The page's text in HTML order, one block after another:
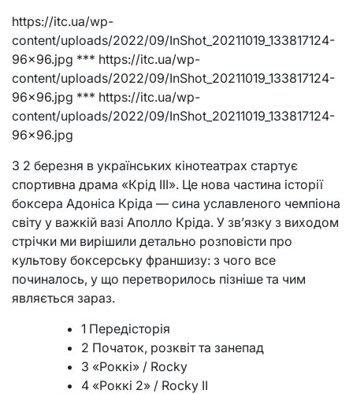
https://itc.ua/wp-
content/uploads/2022/09/InShot_20211019_133817124-
96×96.jpg *** https://itc.ua/wp-
content/uploads/2022/09/InShot_20211019_133817124-
96×96.jpg *** https://itc.ua/wp-
content/uploads/2022/09/InShot_20211019_133817124-
96×96.jpg
З 2 березня в українських кінотеатрах стартує
спортивна драма «Крід ІІІ». Це нова частина історії
боксера Адоніса Кріда — сина уславленого чемпіона
світу у важкій вазі Аполло Кріда. У зв’язку з виходом
стрічки ми вирішили детально розповісти про
культову боксерську франшизу: з чого все
починалось, у що перетворилось пізніше та чим
являється зараз.
1 Передісторія
2 Початок, розквіт та занепад
3 «Роккі» / Rocky
4 «Роккі 2» / Rocky ІІ